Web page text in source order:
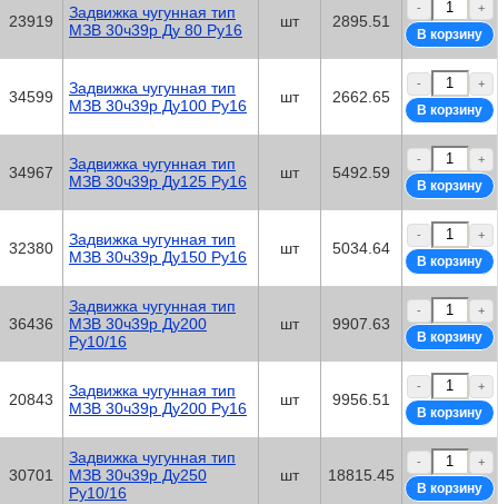
23919
Задвижка чугунная тип
МЗВ 30ч39р Ду 80 Ру16
шт 2895.51
- +
34599
Задвижка чугунная тип
МЗВ 30ч39р Ду100 Ру16
шт 2662.65
- +
34967
Задвижка чугунная тип
МЗВ 30ч39р Ду125 Ру16
шт 5492.59
- +
32380
Задвижка чугунная тип
МЗВ 30ч39р Ду150 Ру16
шт 5034.64
- +
36436
Задвижка чугунная тип
МЗВ 30ч39р Ду200
Ру10/16
шт 9907.63
- +
20843
Задвижка чугунная тип
МЗВ 30ч39р Ду200 Ру16
шт 9956.51
- +
30701
Задвижка чугунная тип
МЗВ 30ч39р Ду250
Ру10/16
шт 18815.45
- +